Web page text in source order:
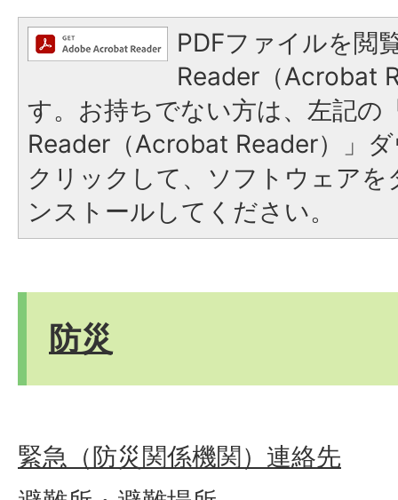
PDFファイルを閲
Reader（Acrobat
す。お持ちでない方は、左記の
Reader（Acrobat Reader）」
クリックして、ソフトウェア
ンストールしてください。
防災
緊急（防災関係機関）連絡先